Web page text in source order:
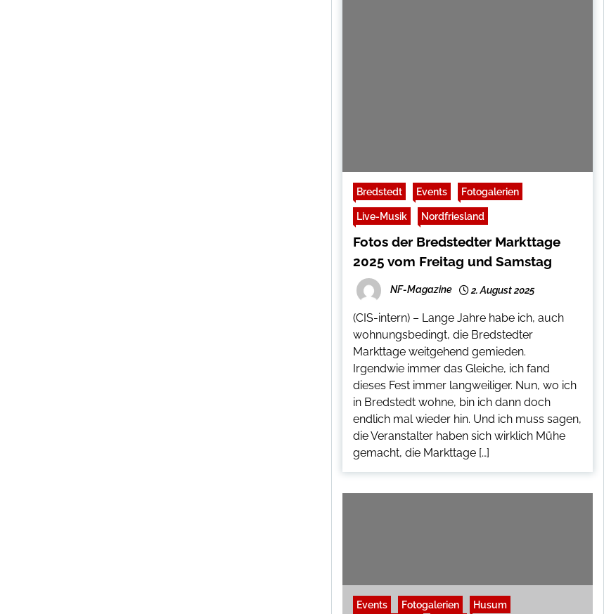
Bredstedt Events Fotogalerien
Live-Musik Nordfriesland
Fotos der Bredstedter Markttage
2025 vom Freitag und Samstag
NF-Magazine 2. August 2025
(CIS-intern) – Lange Jahre habe ich, auch
wohnungsbedingt, die Bredstedter
Markttage weitgehend gemieden.
Irgendwie immer das Gleiche, ich fand
dieses Fest immer langweiliger. Nun, wo ich
in Bredstedt wohne, bin ich dann doch
endlich mal wieder hin. Und ich muss sagen,
die Veranstalter haben sich wirklich Mühe
gemacht, die Markttage […]
Events Fotogalerien Husum